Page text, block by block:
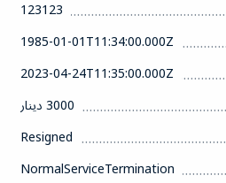
123123
1985-01-01T11:34:00.000Z
2023-04-24T11:35:00.000Z
3000 دينار
Resigned
NormalServiceTermination